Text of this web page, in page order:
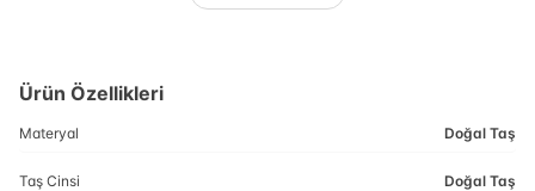
Ürün Özellikleri
Materyal Doğal Taş
Taş Cinsi Doğal Taş